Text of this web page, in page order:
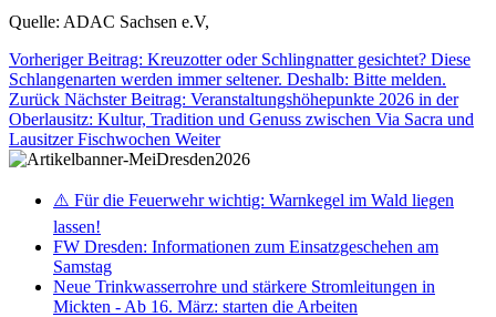
Quelle: ADAC Sachsen e.V,
Vorheriger Beitrag: Kreuzotter oder Schlingnatter gesichtet? Diese
Schlangenarten werden immer seltener. Deshalb: Bitte melden.
Zurück Nächster Beitrag: Veranstaltungshöhepunkte 2026 in der
Oberlausitz: Kultur, Tradition und Genuss zwischen Via Sacra und
Lausitzer Fischwochen Weiter
⚠️ Für die Feuerwehr wichtig: Warnkegel im Wald liegen
lassen!
FW Dresden: Informationen zum Einsatzgeschehen am
Samstag
Neue Trinkwasserrohre und stärkere Stromleitungen in
Mickten - Ab 16. März: starten die Arbeiten